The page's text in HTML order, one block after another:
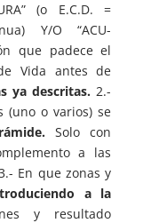
(o E.C.D. =
Y/O “ACU-
que padece el
Vida antes de
ya descritas. 2.-
(uno o varios) se
Solo con
a las
En que zonas y
a la
y resultado